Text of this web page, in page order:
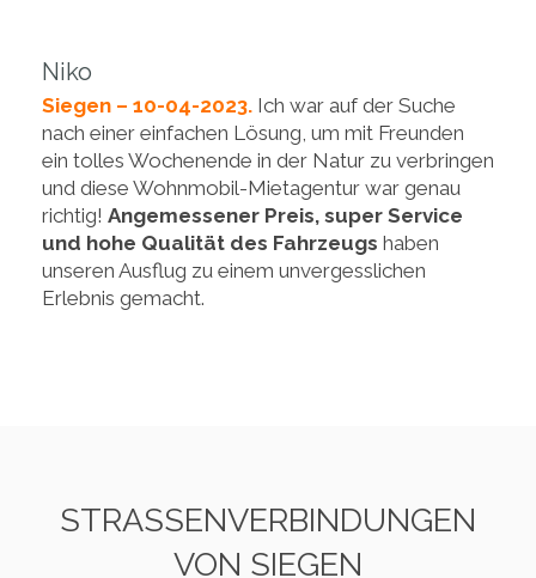
Niko
Siegen – 10-04-2023. Ich war auf der Suche
nach einer einfachen Lösung, um mit Freunden
ein tolles Wochenende in der Natur zu verbringen
und diese Wohnmobil-Mietagentur war genau
richtig! Angemessener Preis, super Service
und hohe Qualität des Fahrzeugs haben
unseren Ausflug zu einem unvergesslichen
Erlebnis gemacht.
STRASSENVERBINDUNGEN V
ON SIEGEN